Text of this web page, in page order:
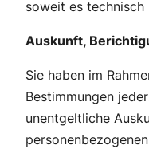
soweit es technisch
Auskunft,
Sie haben im
Bestimmungen
unentgeltliche